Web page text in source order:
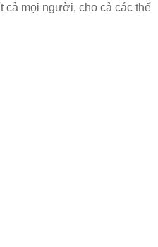
cả mọi người, cho cả các thế